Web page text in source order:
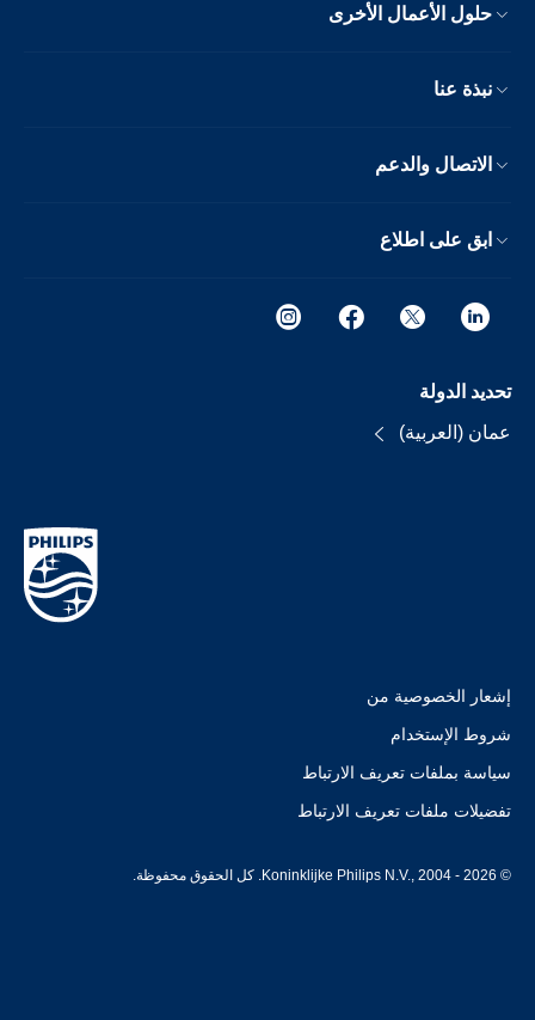
حلول الأعمال الأخرى
نبذة عنا
الاتصال والدعم
ابق على اطلاع
تحديد الدولة
عمان (العربية)
إشعار الخصوصية من
شروط الإستخدام
سياسة بملفات تعريف الارتباط
تفضيلات ملفات تعريف الارتباط
© Koninklijke Philips N.V., 2004 - 2026. كل الحقوق محفوظة.